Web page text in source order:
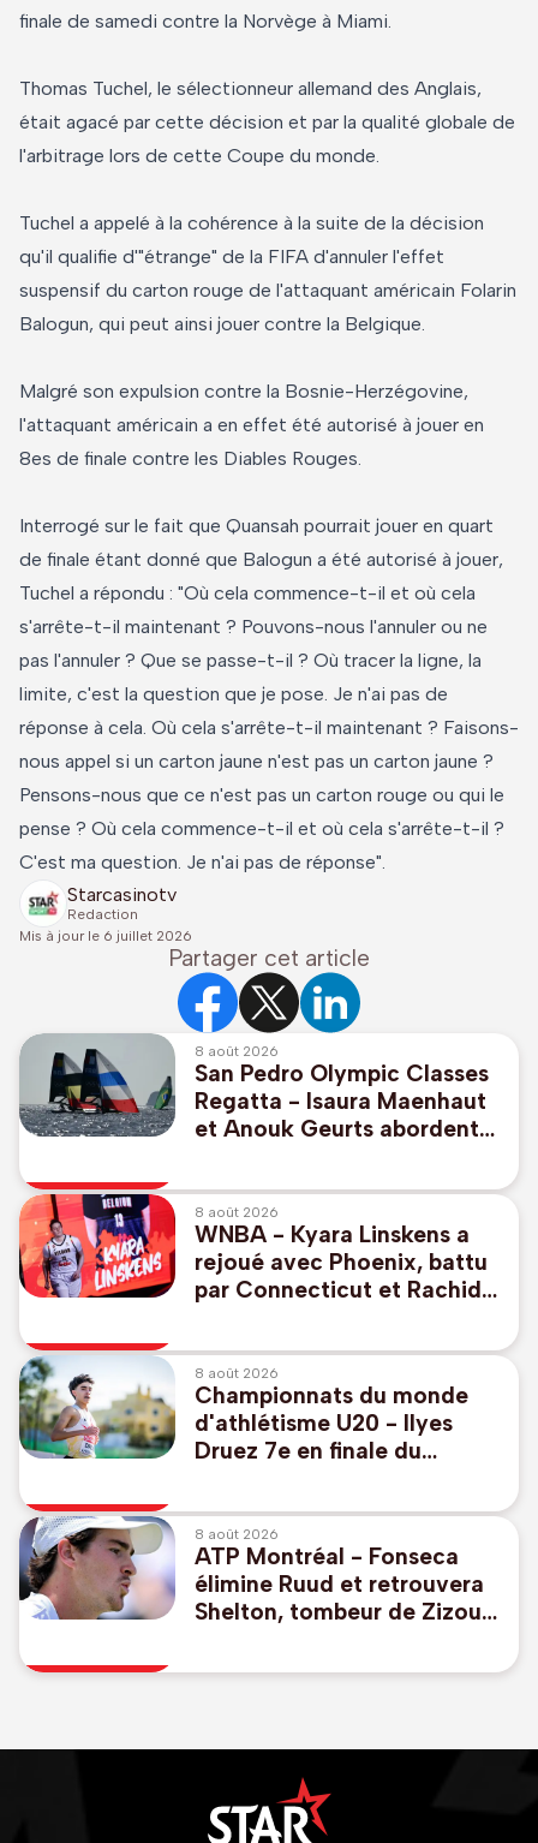
finale de samedi contre la Norvège à Miami.
Thomas Tuchel, le sélectionneur allemand des Anglais,
était agacé par cette décision et par la qualité globale de
l'arbitrage lors de cette Coupe du monde.
Tuchel a appelé à la cohérence à la suite de la décision
qu'il qualifie d'"étrange" de la FIFA d'annuler l'effet
suspensif du carton rouge de l'attaquant américain Folarin
Balogun, qui peut ainsi jouer contre la Belgique.
Malgré son expulsion contre la Bosnie-Herzégovine,
l'attaquant américain a en effet été autorisé à jouer en
8es de finale contre les Diables Rouges.
Interrogé sur le fait que Quansah pourrait jouer en quart
de finale étant donné que Balogun a été autorisé à jouer,
Tuchel a répondu : "Où cela commence-t-il et où cela
s'arrête-t-il maintenant ? Pouvons-nous l'annuler ou ne
pas l'annuler ? Que se passe-t-il ? Où tracer la ligne, la
limite, c'est la question que je pose. Je n'ai pas de
réponse à cela. Où cela s'arrête-t-il maintenant ? Faisons-
nous appel si un carton jaune n'est pas un carton jaune ?
Pensons-nous que ce n'est pas un carton rouge ou qui le
pense ? Où cela commence-t-il et où cela s'arrête-t-il ?
C'est ma question. Je n'ai pas de réponse".
Starcasinotv
Redaction
Mis à jour le 6 juillet 2026
Partager cet article
8 août 2026
San Pedro Olympic Classes
Regatta - Isaura Maenhaut
et Anouk Geurts abordent
médailles en 49er FX
8 août 2026
WNBA - Kyara Linskens a
rejoué avec Phoenix, battu
par Connecticut et Rachid
8 août 2026
Championnats du monde
d'athlétisme U20 - Ilyes
Druez 7e en finale du
un record personnel
8 août 2026
ATP Montréal - Fonseca
élimine Ruud et retrouvera
Shelton, tombeur de Zizou